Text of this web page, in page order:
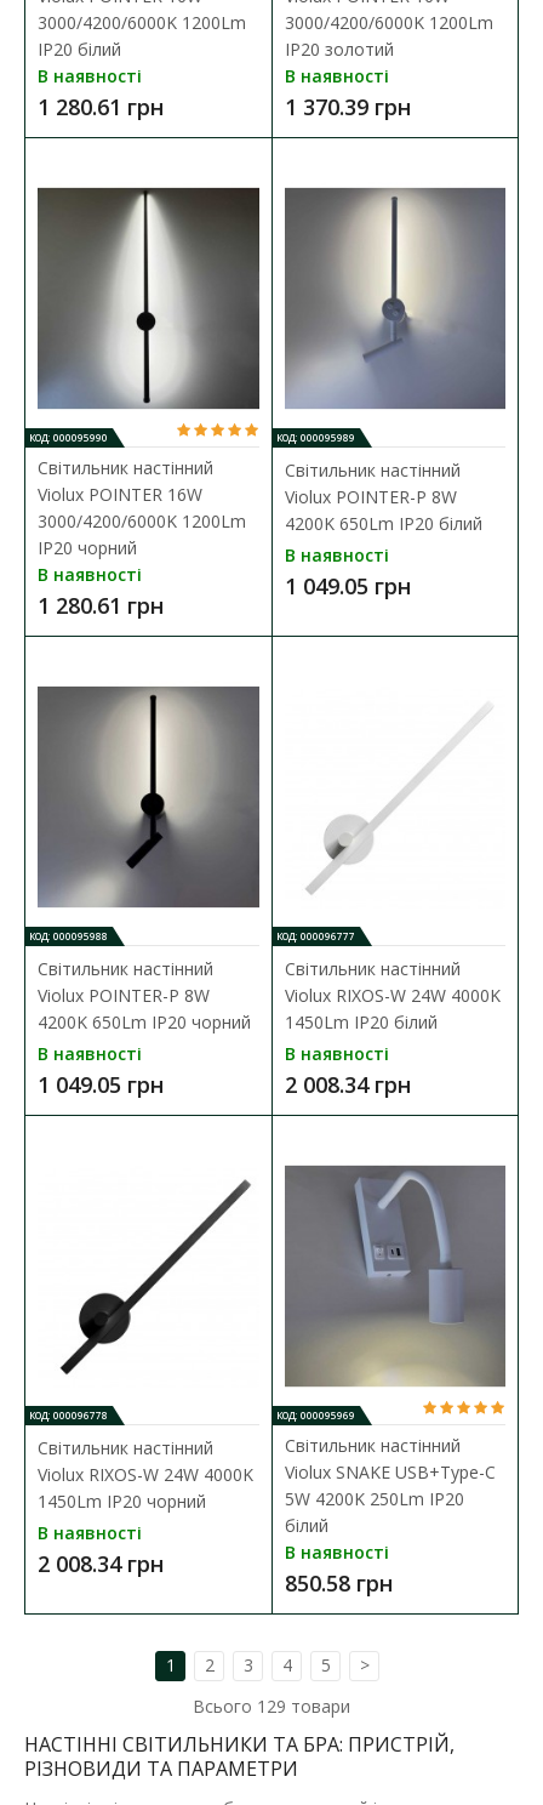
Світильник настінний Violux BITRIX-W USB 15W
3000/4200/6000K 865Lm IP20 білий
Наявність: В наявності
1 370.39 грн
В порівняння
Світильник настінний Violux BITRIX-W USB 15W
3000/4200/6000K 865Lm IP20 чорний
Наявність: В наявності
Настінний світильник BITRIX-W USB+TYPE-C Violux призначений
для внутрішнього осві..
3000/4200/6000K 1200Lm
IP20 білий
В наявності
1 280.61 грн
3000/4200/6000K 1200Lm
IP20 золотий
В наявності
1 370.39 грн
КОД: 000095990
Світильник настінний
Violux POINTER 16W
3000/4200/6000K 1200Lm
IP20 чорний
В наявності
1 280.61 грн
КОД: 000095989
Світильник настінний
Violux POINTER-P 8W
4200K 650Lm IP20 білий
В наявності
1 049.05 грн
КОД: 000095988
Світильник настінний
Violux POINTER-P 8W
4200K 650Lm IP20 чорний
В наявності
1 049.05 грн
КОД: 000096777
Світильник настінний
Violux RIXOS-W 24W 4000K
1450Lm IP20 білий
В наявності
2 008.34 грн
КОД: 000096778
Світильник настінний
Violux RIXOS-W 24W 4000K
1450Lm IP20 чорний
В наявності
2 008.34 грн
КОД: 000095969
Світильник настінний
Violux SNAKE USB+Type-C
5W 4200K 250Lm IP20
білий
В наявності
850.58 грн
1 2 3 4 5
>
Всього 129 товари
НАСТІННІ СВІТИЛЬНИКИ ТА БРА: ПРИСТРІЙ,
РІЗНОВИДИ ТА ПАРАМЕТРИ